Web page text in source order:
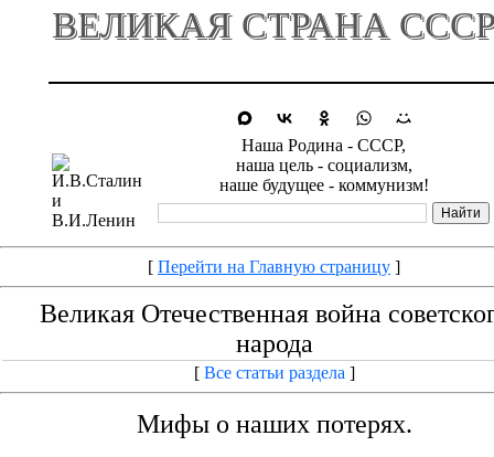
ВЕЛИКАЯ СТРАНА
Наша Родина - СССР,
наша цель - социализм,
наше будущее - коммунизм!
[ Перейти на Главную страницу ]
Великая Отечественная война
народа
[ Все статьи раздела ]
Мифы о наших потерях.